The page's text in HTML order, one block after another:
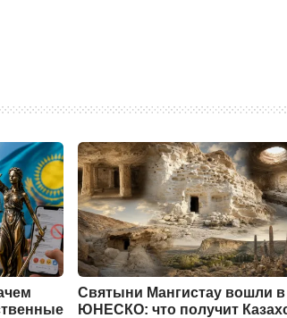
Святыни Мангистау вошли в
ЮНЕСКО: что получит